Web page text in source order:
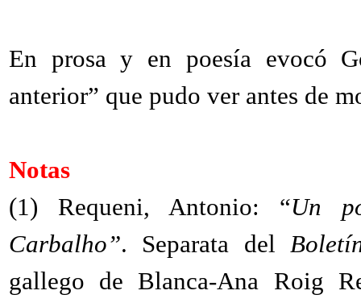
En prosa y en poesía evocó
anterior” que pudo ver antes de
Notas
(1)
Requeni, Antonio: “Un
Carbalho”. Separata del
gallego de Blanca-Ana Roig